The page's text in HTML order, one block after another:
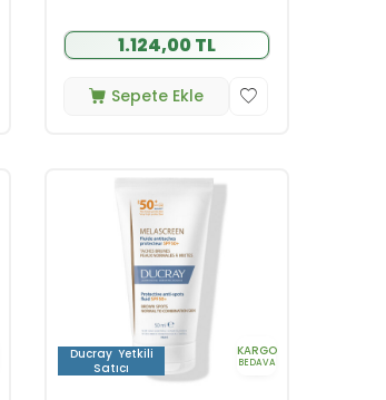
1.124,00 TL
Sepete Ekle
Ducray Yetkili
Satıcı
KARGO
BEDAVA